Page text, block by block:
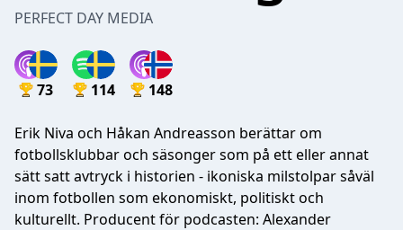
PERFECT DAY MEDIA
73 114 148
Erik Niva och Håkan Andreasson berättar om
fotbollsklubbar och säsonger som på ett eller annat
sätt satt avtryck i historien - ikoniska milstolpar såväl
inom fotbollen som ekonomiskt, politiskt och
kulturellt. Producent för podcasten: Alexander